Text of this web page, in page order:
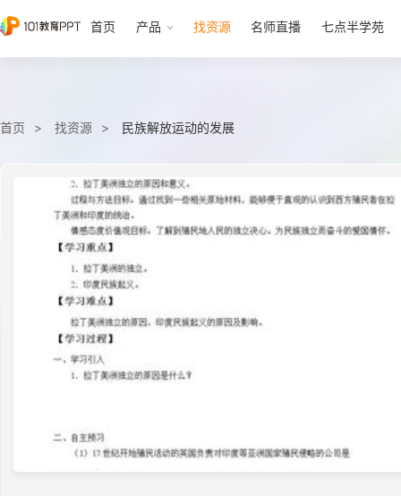
首页 产品 找资源 名师直播 七点半学苑
首页 找资源 民族解放运动的发展